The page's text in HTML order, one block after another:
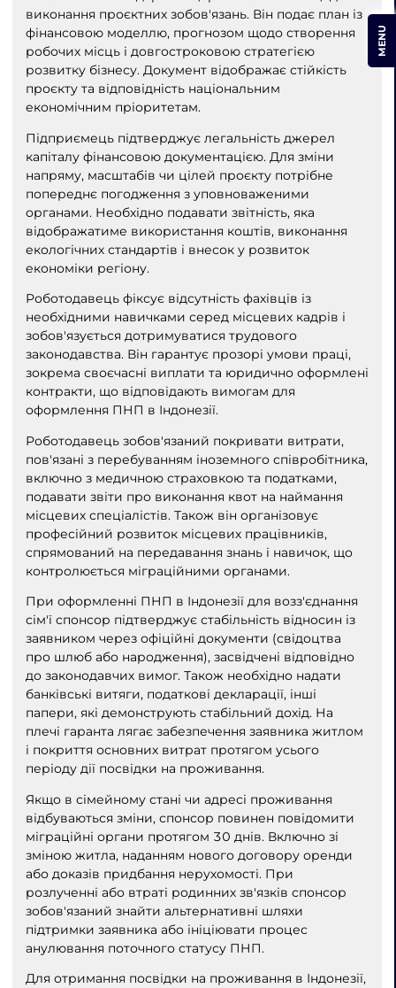
виконання проєктних зобов'язань. Він подає план із
фінансовою моделлю, прогнозом щодо створення
робочих місць і довгостроковою стратегією
розвитку бізнесу. Документ відображає стійкість
проєкту та відповідність національним
економічним пріоритетам.
Підприємець підтверджує легальність джерел
капіталу фінансовою документацією. Для зміни
напряму, масштабів чи цілей проєкту потрібне
попереднє погодження з уповноваженими
органами. Необхідно подавати звітність, яка
відображатиме використання коштів, виконання
екологічних стандартів і внесок у розвиток
економіки регіону.
Роботодавець фіксує відсутність фахівців із
необхідними навичками серед місцевих кадрів і
зобов'язується дотримуватися трудового
законодавства. Він гарантує прозорі умови праці,
зокрема своєчасні виплати та юридично оформлені
контракти, що відповідають вимогам для
оформлення ПНП в Індонезії.
Роботодавець зобов'язаний покривати витрати,
пов'язані з перебуванням іноземного співробітника,
включно з медичною страховкою та податками,
подавати звіти про виконання квот на наймання
місцевих спеціалістів. Також він організовує
професійний розвиток місцевих працівників,
спрямований на передавання знань і навичок, що
контролюється міграційними органами.
При оформленні ПНП в Індонезії для возз'єднання
сім'ї спонсор підтверджує стабільність відносин із
заявником через офіційні документи (свідоцтва
про шлюб або народження), засвідчені відповідно
до законодавчих вимог. Також необхідно надати
банківські витяги, податкові декларації, інші
папери, які демонструють стабільний дохід. На
плечі гаранта лягає забезпечення заявника житлом
і покриття основних витрат протягом усього
періоду дії посвідки на проживання.
Якщо в сімейному стані чи адресі проживання
відбуваються зміни, спонсор повинен повідомити
міграційні органи протягом 30 днів. Включно зі
зміною житла, наданням нового договору оренди
або доказів придбання нерухомості. При
розлученні або втраті родинних зв'язків спонсор
зобов'язаний знайти альтернативні шляхи
підтримки заявника або ініціювати процес
анулювання поточного статусу ПНП.
Для отримання посвідки на проживання в Індонезії,
MENU